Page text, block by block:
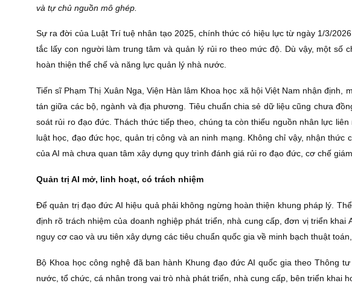
và tự chủ nguồn mô ghép.
Sự ra đời của Luật Trí tuệ nhân tạo 2025, chính thức có hiệu lực từ ngày 1/3/
tắc lấy con người làm trung tâm và quản lý rủi ro theo mức độ. Dù vậy, một số
hoàn thiện thể chế và năng lực quản lý nhà nước.
Tiến sĩ Phạm Thị Xuân Nga, Viện Hàn lâm Khoa học xã hội Việt Nam nhận
tán giữa các bộ, ngành và địa phương. Tiêu chuẩn chia sẻ dữ liệu cũng chưa
soát rủi ro đạo đức. Thách thức tiếp theo, chúng ta còn thiếu nguồn nhân lực
luật học, đạo đức học, quản trị công và an ninh mạng. Không chỉ vậy, nhận
của AI mà chưa quan tâm xây dựng quy trình đánh giá rủi ro đạo đức, cơ chế
Quản trị AI mở, linh hoạt, có trách nhiệm
Để quản trị đạo đức AI hiệu quả phải không ngừng hoàn thiện khung pháp lý.
định rõ trách nhiệm của doanh nghiệp phát triển, nhà cung cấp, đơn vị triển
nguy cơ cao và ưu tiên xây dựng các tiêu chuẩn quốc gia về minh bạch thuật
Bộ Khoa học công nghệ đã ban hành Khung đạo đức AI quốc gia theo Thông
nước, tổ chức, cá nhân trong vai trò nhà phát triển, nhà cung cấp, bên triển khai